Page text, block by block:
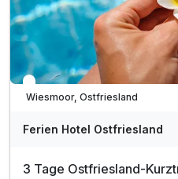
In 2 Wochen wieder frei
Wiesmoor, Ostfriesland
Ferien Hotel Ostfriesland
3 Tage Ostfriesland-